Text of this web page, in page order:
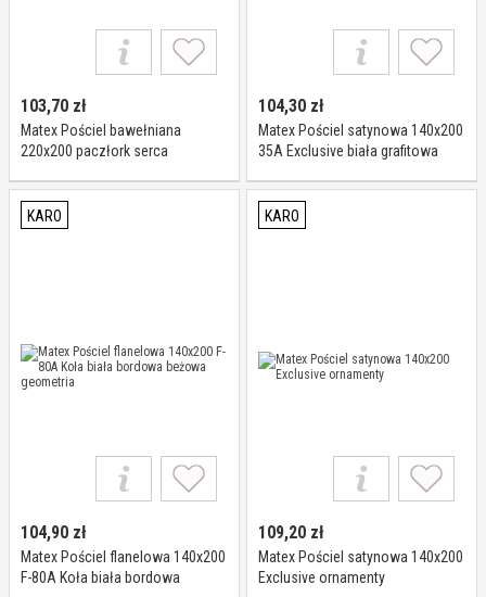
103,70 zł
Matex Pościel bawełniana
220x200 paczłork serca
Ranforce
104,30 zł
Matex Pościel satynowa 140x200
35A Exclusive biała grafitowa
KARO
104,90 zł
Matex Pościel flanelowa 140x200
F-80A Koła biała bordowa
KARO
109,20 zł
Matex Pościel satynowa 140x200
Exclusive ornamenty